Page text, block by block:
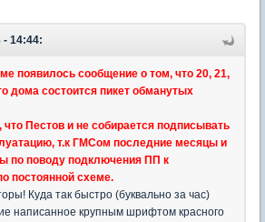
- 14:44:
появилось сообщение о том, что 20, 21,
дома состоится пикет обманутых
что Пестов и не собирается подписывать
т.к ГМСом последние месяцы и
по поводу подключения ПП к
постоянной схеме.
Куда так быстро (буквально за час)
написанное крупным шрифтом красного